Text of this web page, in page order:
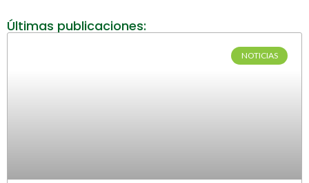
Últimas publicaciones:
NOTICIAS